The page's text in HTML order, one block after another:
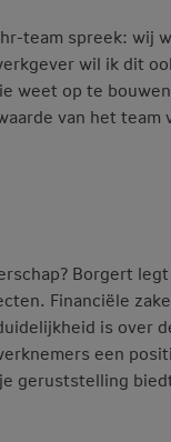
team spreek: wij
wil ik dit
weet op te
van het team
Borgert
Financiële
is over
een
geruststelling